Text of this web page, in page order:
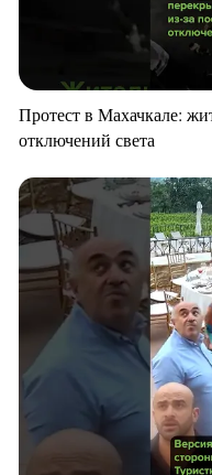
Протест в Махачкале:
отключений света